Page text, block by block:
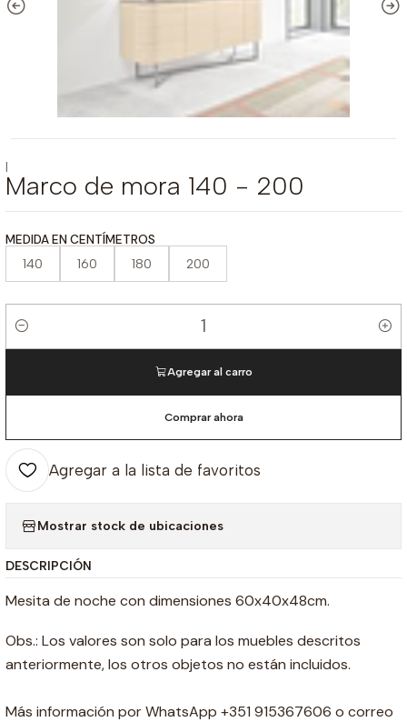
|
Marco de mora 140 - 200
MEDIDA EN CENTÍMETROS
140 160 180 200
Cantidad
Agregar al carro
Comprar ahora
Agregar a la lista de favoritos
Mostrar stock de ubicaciones
DESCRIPCIÓN
Mesita de noche con dimensiones 60x40x48cm.
Obs.: Los valores son solo para los muebles descritos
anteriormente, los otros objetos no están incluidos.
Más información por WhatsApp +351 915367606 o correo